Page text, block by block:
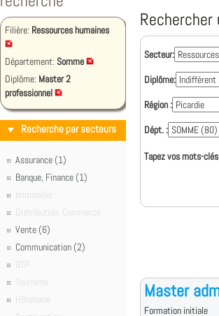
Filière: Ressources humaines
Département: Somme
Diplôme: Master 2
professionnel
Recherche par secteurs
Assurance (1)
Banque, Finance (1)
Immobilier
Distribution, Commerce
Vente (6)
Communication (2)
BTP
Tourisme
Hôtellerie
Secteur:
Diplôme:
Région :
Dépt. :
Tapez vos mots-
Master
Formation initiale